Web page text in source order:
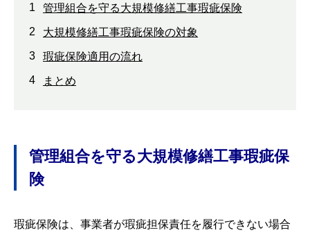
1
管理組合を守る大規模修繕工事瑕疵保険
2
大規模修繕工事瑕疵保険の対象
3
瑕疵保険適用の流れ
4
まとめ
管理組合を守る大規模修繕工事瑕疵保
険
瑕疵保険は、事業者が瑕疵担保責任を履行できない場合